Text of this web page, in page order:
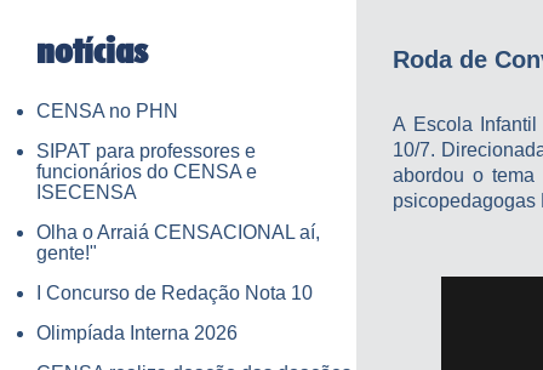
notícias
CENSA no PHN
SIPAT para professores e
funcionários do CENSA e
ISECENSA
Olha o Arraiá CENSACIONAL aí,
gente!"
I Concurso de Redação Nota 10
Olimpíada Interna 2026
Roda de
A Escola
10/7.
abordou o tema
psicopedagogas